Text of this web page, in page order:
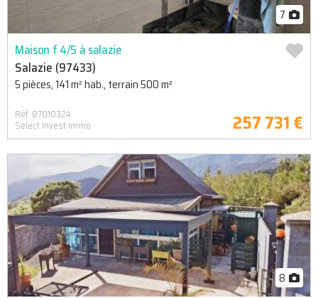
7
Maison f 4/5 à salazie
Salazie (97433)
5 pièces, 141 m² hab., terrain 500 m²
Réf. 87010324
Select Invest Immo 257 731 €
8